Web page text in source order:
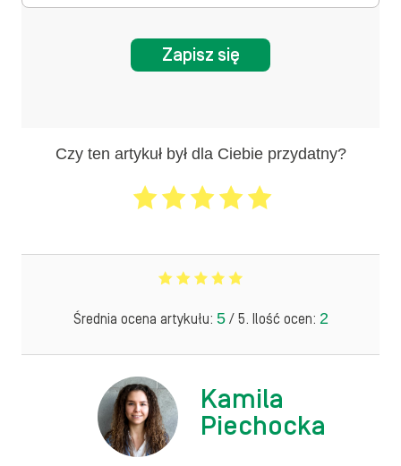
Zapisz się
Czy ten artykuł był dla Ciebie przydatny?
Średnia ocena artykułu: 5/ 5. Ilość ocen: 2
Kamila
Piechocka